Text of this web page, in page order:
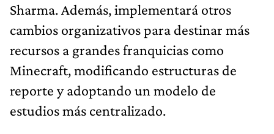
Sharma. Además, implementará otros
cambios organizativos para destinar más
recursos a grandes franquicias como
Minecraft, modificando estructuras de
reporte y adoptando un modelo de
estudios más centralizado.